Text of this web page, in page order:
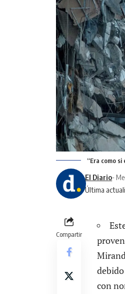
“Era como
Última
El Diario-
Compartir
con